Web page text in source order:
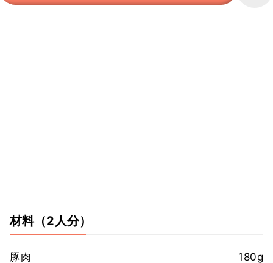
材料（2人分）
豚肉
180g